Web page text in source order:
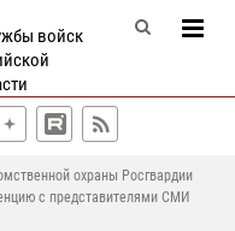
войск
охраны Росгвардии
с представителями СМИ